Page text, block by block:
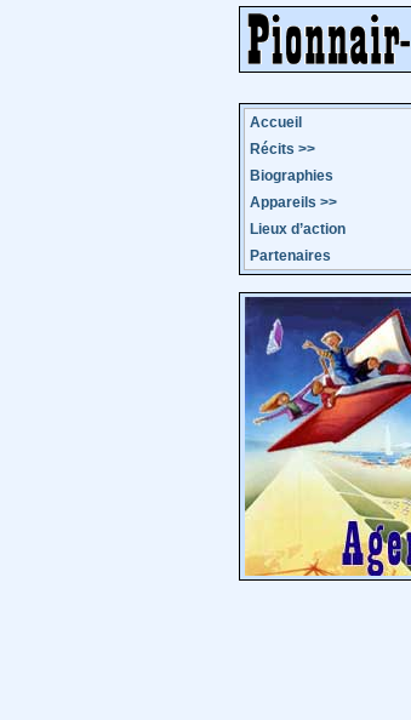
Accueil
Récits >>
Biographies
Appareils >>
Lieux d’action
Partenaires